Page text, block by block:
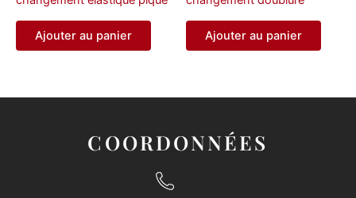
Ajouter au panier Ajouter au panier
COORDONNÉES